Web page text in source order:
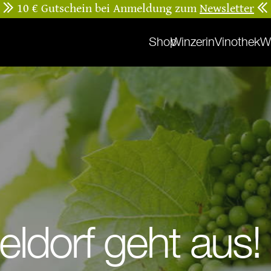
Besuchen Sie uns zurWeinprobe
ShopWinzerinVinothek
geht